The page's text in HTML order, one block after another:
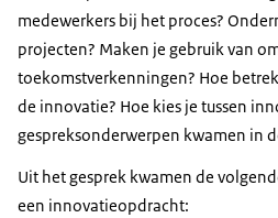
medewerkers bij het proces?
projecten? Maken je gebruik van
toekomstverkenningen? Hoe
de innovatie? Hoe kies je tussen
gespreksonderwerpen kwamen in
Uit het gesprek kwamen de
een innovatieopdracht: